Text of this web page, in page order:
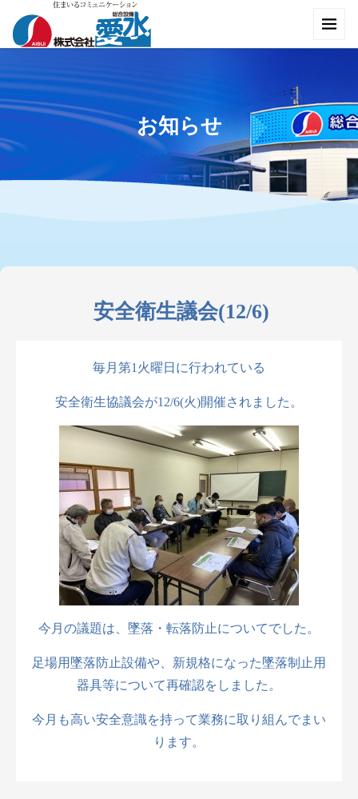
お知らせ
安全衛生議会(12/6)
毎月第1火曜日に行われている
安全衛生協議会が12/6(火)開催されました。
今月の議題は、墜落・転落防止についてでした。
足場用墜落防止設備や、新規格になった墜落制止用
器具等について再確認をしました。
今月も高い安全意識を持って業務に取り組んでまい
ります。